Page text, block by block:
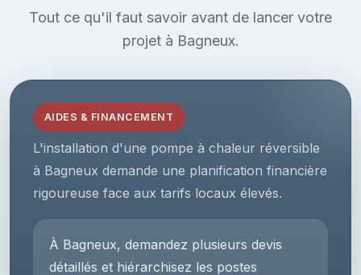
Tout ce qu'il faut savoir avant de lancer votre
projet à Bagneux.
AIDES & FINANCEMENT
L'installation d'une pompe à chaleur réversible
à Bagneux demande une planification financière
rigoureuse face aux tarifs locaux élevés.
À Bagneux, demandez plusieurs devis
détaillés et hiérarchisez les postes